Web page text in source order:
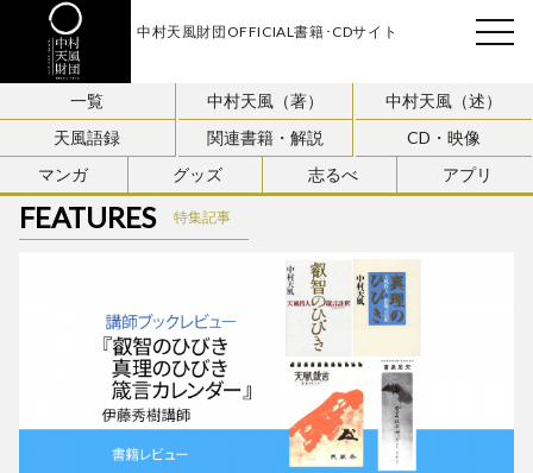
中村天風財団OFFICIAL書籍･CDサイト
一覧 中村天風（著）
中村天風（述）
天風語録
関連書籍・解説
CD・映像
マンガ
グッズ 志るべ アプリ
FEATURES 特集記事